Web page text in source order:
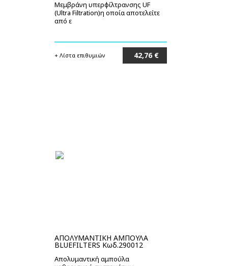
Μεμβράνη υπερφίλτρανσης UF
(Ultra Filtration)η οποία αποτελείτε
από ε
+ Λίστα επιθυμιών 42,76 €
ΑΠΟΛΥΜΑΝΤΙΚΗ ΑΜΠΟΥΛΑ
BLUEFILTERS Κωδ.290012
Απολυμαντική αμπούλα